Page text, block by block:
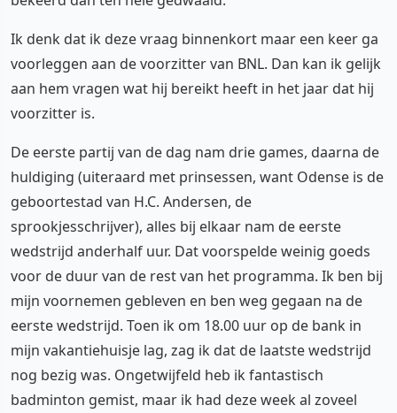
Ik denk dat ik deze vraag binnenkort maar een keer ga
voorleggen aan de voorzitter van BNL. Dan kan ik gelijk
aan hem vragen wat hij bereikt heeft in het jaar dat hij
voorzitter is.
De eerste partij van de dag nam drie games, daarna de
huldiging (uiteraard met prinsessen, want Odense is de
geboortestad van H.C. Andersen, de
sprookjesschrijver), alles bij elkaar nam de eerste
wedstrijd anderhalf uur. Dat voorspelde weinig goeds
voor de duur van de rest van het programma. Ik ben bij
mijn voornemen gebleven en ben weg gegaan na de
eerste wedstrijd. Toen ik om 18.00 uur op de bank in
mijn vakantiehuisje lag, zag ik dat de laatste wedstrijd
nog bezig was. Ongetwijfeld heb ik fantastisch
badminton gemist, maar ik had deze week al zoveel